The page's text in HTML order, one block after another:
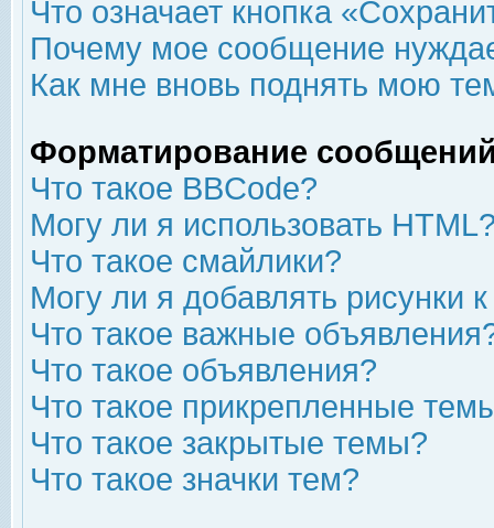
Что означает кнопка
Почему мое сообщение
Как мне вновь поднять мою
Форматирование
Что такое BBCode?
Могу ли я использовать
Что такое смайлики?
Могу ли я добавлять рисунки
Что такое важные
Что такое объявления?
Что такое прикрепленные
Что такое закрытые темы?
Что такое значки тем?